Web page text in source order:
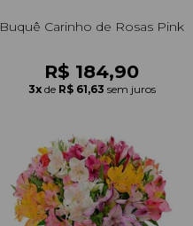
Buquê Carinho de Rosas Pink
R$ 184,90
3x de R$ 61,63 sem juros